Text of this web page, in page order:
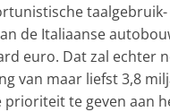
de Italiaanse
euro. Dat zal echter
van maar liefst 3,8
prioriteit te geven aan